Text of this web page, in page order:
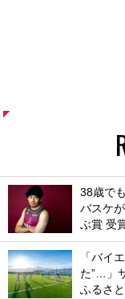
38歳で
バスケ
ぶ賞 受
「バイ
た”…」
ふるさと